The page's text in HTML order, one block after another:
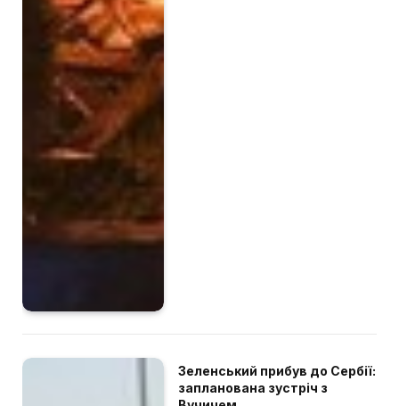
Зеленський прибув до Сербії:
запланована зустріч з